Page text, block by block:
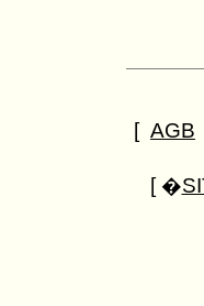
[ AGB
[ �